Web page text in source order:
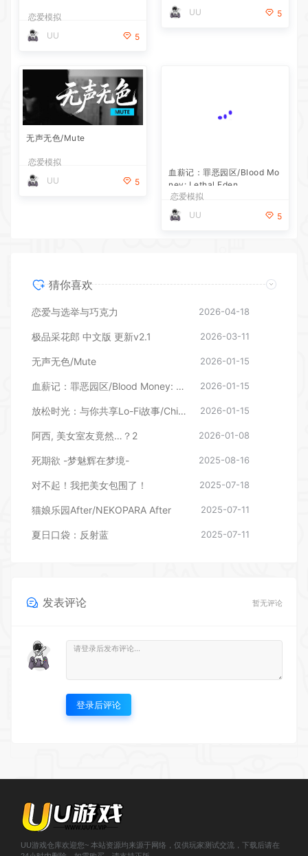
恋爱模拟
UU
5
UU
5
无声无色/Mute
恋爱模拟
UU
5
血薪记：罪恶园区/Blood Mo
ney: Lethal Eden
恋爱模拟
UU
5
猜你喜欢
恋爱与选举与巧克力 2026-04-18
极品采花郎 中文版 更新v2.1 2026-03-11
无声无色/Mute 2026-01-15
血薪记：罪恶园区/Blood Money: Lethal Eden 2026-01-15
放松时光：与你共享Lo-Fi故事/Chill with You : Lo-Fi Story 2026-01-15
阿西, 美女室友竟然…？2 2026-01-08
死期欲 -梦魅辉在梦境- 2025-08-16
对不起！我把美女包围了！ 2025-07-18
猫娘乐园After/NEKOPARA After 2025-07-11
夏日口袋：反射蓝 2025-07-11
发表评论 暂无评论
登录后评论
UU游戏仓库欢迎您~ 本站资源均来源于网络，仅供玩家测试交流，下载后请在